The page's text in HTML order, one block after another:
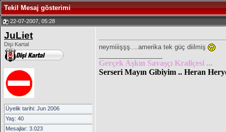
Tekil Mesaj gösterimi
22-07-2007, 05:28
JuLiet
Dişi Kartal
Üyelik tarihi: Jun 2006
Yaş: 40
Mesajlar: 3.023
neymiiişşş....amerika tek güç diilmiş
Gerçek Aşkın Savaşçı Kraliçesi ...
Serseri Mayın Gibiyim .. Heran